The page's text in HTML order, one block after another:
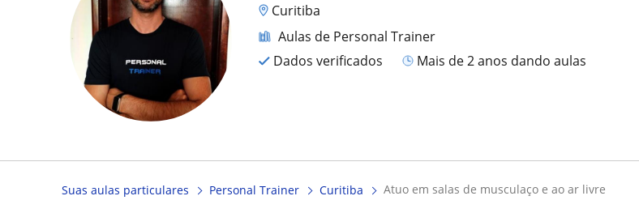
Curitiba
Aulas de Personal Trainer
Dados verificados
mais de 2 anos dando aulas
Suas aulas particulares Personal Trainer Curitiba atuo em salas de musculaço e ao ar livre